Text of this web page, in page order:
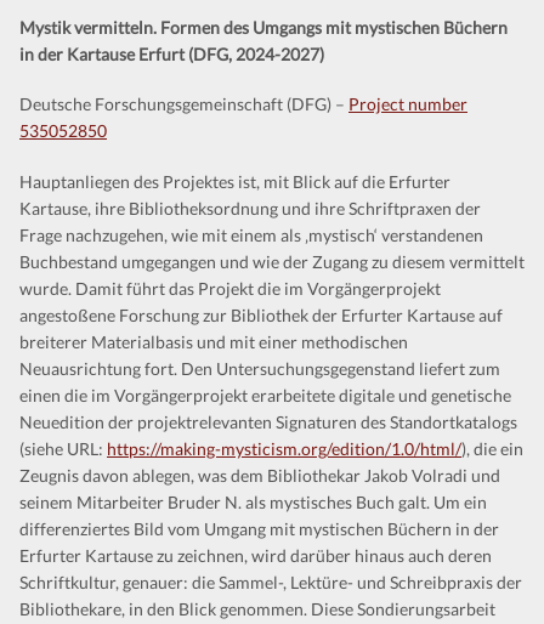
Kontakt
Mystik vermitteln. Formen des Umgangs mit mystischen Büchern
in der Kartause Erfurt (DFG, 2024-2027)
Deutsche Forschungsgemeinschaft (DFG) – Project number
535052850
Hauptanliegen des Projektes ist, mit Blick auf die Erfurter
Kartause, ihre Bibliotheksordnung und ihre Schriftpraxen der
Frage nachzugehen, wie mit einem als ‚mystisch‘ verstandenen
Buchbestand umgegangen und wie der Zugang zu diesem vermittelt
wurde. Damit führt das Projekt die im Vorgängerprojekt
angestoßene Forschung zur Bibliothek der Erfurter Kartause auf
breiterer Materialbasis und mit einer methodischen
Neuausrichtung fort. Den Untersuchungsgegenstand liefert zum
einen die im Vorgängerprojekt erarbeitete digitale und genetische
Neuedition der projektrelevanten Signaturen des Standortkatalogs
(siehe URL: https://making-mysticism.org/edition/1.0/html/), die ein
Zeugnis davon ablegen, was dem Bibliothekar Jakob Volradi und
seinem Mitarbeiter Bruder N. als mystisches Buch galt. Um ein
differenziertes Bild vom Umgang mit mystischen Büchern in der
Erfurter Kartause zu zeichnen, wird darüber hinaus auch deren
Schriftkultur, genauer: die Sammel-, Lektüre- und Schreibpraxis der
Bibliothekare, in den Blick genommen. Diese Sondierungsarbeit